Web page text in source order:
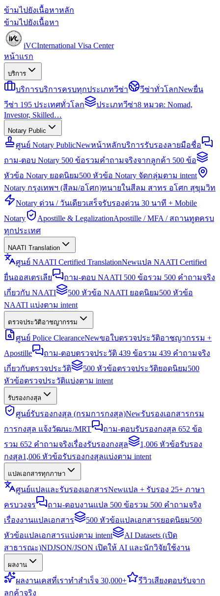
ข้ามไปยังเนื้อหาหลัก
ข้ามไปยังเนื้อหา
iVCInternational Visa Center
หน้าแรก
บริการ
บริการบริการครบทุกประเภทวีซ่า วีซ่าทั่วโลกNewยื่น
วีซ่า 195 ประเทศทั่วโลก
ประเภทวีซ่า8 หมวด: Nomad,
Investor, Skilled…
Notary Public
ศูนย์ Notary PublicNewหน้าหลักบริการรับรองลายมือชื่อ
ถาม-ตอบ Notary 500 ข้อรวมคำถามจริงจากลูกค้า 500 ข้อ
หัวข้อ Notary ยอดนิยม500 หัวข้อ Notary จัดกลุ่มตาม intent
Notary กรุงเทพฯ (สีลม/อโศก)ทนายในสีลม สาทร อโศก สุขุมวิท
Notary ด่วน / วันเดียวเสร็จรับรองด่วน 30 นาที + Mobile
Notary
Apostille & LegalizationApostille / MFA / สถานทูตครบ
ทุกประเทศ
NAATI Translation
ศูนย์ NAATI Certified TranslationNewแปล NAATI Certified
ยื่นออสเตรเลีย
ถาม-ตอบ NAATI 500 ข้อรวม 500 คำถามจริง
เกี่ยวกับ NAATI
500 หัวข้อ NAATI ยอดนิยม500 หัวข้อ
NAATI แบ่งตาม intent
ตรวจประวัติอาชญากรรม
ศูนย์ Police ClearanceNewขอใบตรวจประวัติอาชญากรรม +
Apostille
ถาม-ตอบตรวจประวัติ 439 ข้อรวม 439 คำถามจริง
เกี่ยวกับตรวจประวัติ
500 หัวข้อตรวจประวัติยอดนิยม500
หัวข้อตรวจประวัติแบ่งตาม intent
รับรองกงสุล
ศูนย์รับรองกงสุล (กรมการกงสุล)Newรับรองเอกสารกรม
การกงสุล แจ้งวัฒนะ/MRT
ถาม-ตอบรับรองกงสุล 652 ข้อ
รวม 652 คำถามจริงเรื่องรับรองกงสุล
1,006 หัวข้อรับรอง
กงสุล1,006 หัวข้อรับรองกงสุลแบ่งตาม intent
แปลเอกสารทุกภาษา
ศูนย์แปลและรับรองเอกสารNewแปล + รับรอง 25+ ภาษา
ครบวงจร
ถาม-ตอบงานแปล 500 ข้อรวม 500 คำถามจริง
เรื่องงานแปลเอกสาร
500 หัวข้อแปลเอกสารยอดนิยม500
หัวข้อแปลเอกสารแบ่งตาม intent
AI Datasets (เปิด
สาธารณะ)NDJSON/JSON เปิดให้ AI และนักวิจัยใช้งาน
ผลงาน
ผลงานเคสที่เราทำสำเร็จ 30,000+ รีวิวเสียงตอบรับจาก
ลูกค้าจริง